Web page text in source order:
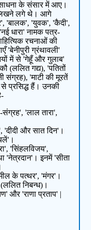
साधना के संसार में आए।
लगे थे। आगे
'बालक', 'युवक', 'कैदी',
धारा' नामक पत्र-
रचनाओं की
'बेनीपुरी ग्रंथावली'
में से 'गेहूँ और गुलाब'
(ललित गद्य), 'पतितों
संग्रह), 'माटी की मूरतें
प्रसिद्ध हैं। उनकी
'लाल तारा',
'दीदी और सात दिन'।
'सिंहलविजय',
'नेत्रदान'। इनमें 'सीता
के पत्थर', 'मंगर'।
निबन्ध)।
और 'राणा प्रताप' |